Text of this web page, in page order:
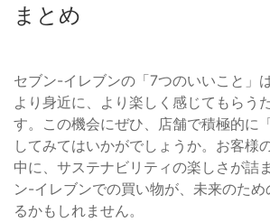
まとめ
セブン-イレブンの「7つのいいこと」
より身近に、より楽しく感じてもらう
す。この機会にぜひ、店舗で積極的に
してみてはいかがでしょうか。お客様
中に、サステナビリティの楽しさが詰
ン-イレブンでの買い物が、未来のた
るかもしれません。